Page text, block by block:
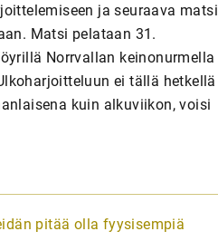
ja seuraava matsi
Matsi pelataan 31.
Norrvallan keinonurmella
ei tällä hetkellä
kuin alkuviikon, voisi
pitää olla fyysisempiä